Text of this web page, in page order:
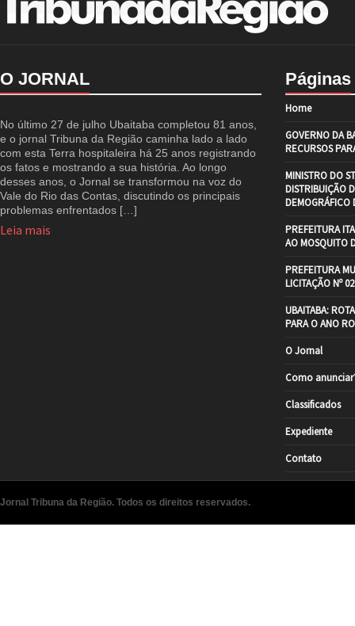
O JORNAL
No último 27 de julho Ubaitaba completou 81 anos,
e o jornal Tribuna da Região caminha lado a lado
com esta Terra hospitaleira há 25 anos registrando
os fatos e mostrando a sua história. Ao longo
desses anos, o Jornal se transformou na voz do
Vale do Rio das Contas, discutindo os principais
problemas enfrentados […]
Leia mais
Páginas
Home
GOVERNO DA
RECURSOS
MINISTRO DO
DISTRIBUIÇÃO
DEMOGRÁFICO
PREFEITURA
AO MOSQUITO
PREFEITURA
LICITAÇÃO Nº
UBAITABA:
PARA O ANO
O Jornal
Como
Classificados
Expediente
Contato
Jornal Tribuna da Região. Todos os direitos reservados.